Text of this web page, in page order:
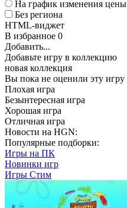
На график изменения цены
Без региона
HTML-виджет
В избранное 0
Добавить...
Добавьте игру в коллекцию
новая коллекция
Вы пока не оценили эту игру
Плохая игра
Безынтересная игра
Хорошая игра
Отличная игра
Новости на HGN:
Популярные подборки:
Игры на ПК
Новинки игр
Игры Стим